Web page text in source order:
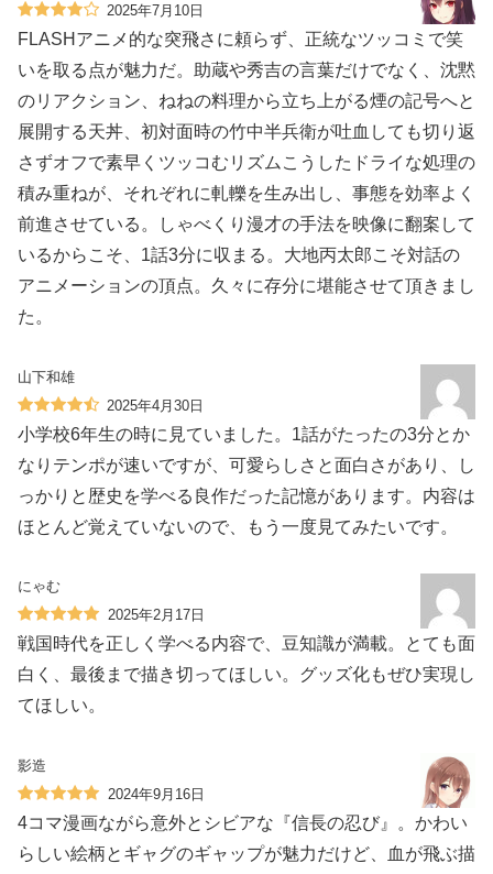
2025年7月10日
FLASHアニメ的な突飛さに頼らず、正統なツッコミで笑
いを取る点が魅力だ。助蔵や秀吉の言葉だけでなく、沈黙
のリアクション、ねねの料理から立ち上がる煙の記号へと
展開する天丼、初対面時の竹中半兵衛が吐血しても切り返
さずオフで素早くツッコむリズムこうしたドライな処理の
積み重ねが、それぞれに軋轢を生み出し、事態を効率よく
前進させている。しゃべくり漫才の手法を映像に翻案して
いるからこそ、1話3分に収まる。大地丙太郎こそ対話の
アニメーションの頂点。久々に存分に堪能させて頂きまし
た。
山下和雄
2025年4月30日
小学校6年生の時に見ていました。1話がたったの3分とか
なりテンポが速いですが、可愛らしさと面白さがあり、し
っかりと歴史を学べる良作だった記憶があります。内容は
ほとんど覚えていないので、もう一度見てみたいです。
にゃむ
2025年2月17日
戦国時代を正しく学べる内容で、豆知識が満載。とても面
白く、最後まで描き切ってほしい。グッズ化もぜひ実現し
てほしい。
影造
2024年9月16日
4コマ漫画ながら意外とシビアな『信長の忍び』。かわい
らしい絵柄とギャグのギャップが魅力だけど、血が飛ぶ描